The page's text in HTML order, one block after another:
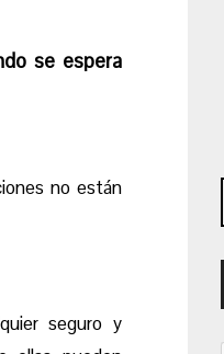
se espera
no están
seguro y